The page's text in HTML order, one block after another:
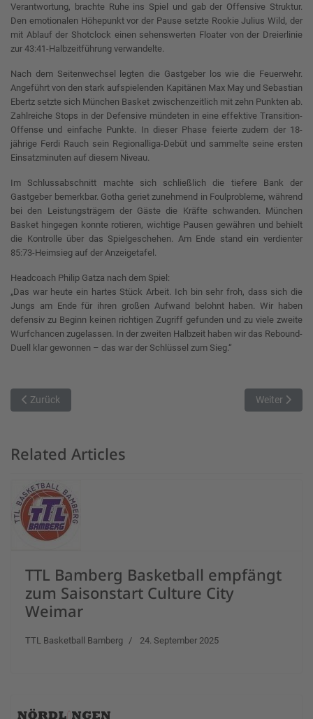
Verantwortung, brachte Ruhe ins Spiel und gab der Offensive Struktur.
Den emotionalen Höhepunkt vor der Pause setzte Rookie Julius Wild, der
mit Ablauf der Shotclock einen sehenswerten Floater von der Dreierlinie
zur 43:41-Halbzeitführung verwandelte.
Nach dem Seitenwechsel legten die Gastgeber los wie die Feuerwehr.
Angeführt von den stark aufspielenden Kapitänen Max May und Sebastian
Ebertz setzte sich München Basket zwischenzeitlich mit zehn Punkten ab.
Zahlreiche Stops in der Defensive mündeten in eine effektive Transition-
Offense und einfache Punkte. In dieser Phase feierte zudem der 18-
jährige Ferdi Rauch sein Regionalliga-Debüt und sammelte seine ersten
Einsatzminuten auf diesem Niveau.
Im Schlussabschnitt machte sich schließlich die tiefere Bank der
Gastgeber bemerkbar. Gotha geriet zunehmend in Foulprobleme, während
bei den Leistungsträgern der Gäste die Kräfte schwanden. München
Basket hingegen konnte rotieren, wichtige Pausen gewähren und behielt
die Kontrolle über das Spielgeschehen. Am Ende stand ein verdienter
85:73-Heimsieg auf der Anzeigetafel.
Headcoach Philip Gatza nach dem Spiel:
„Das war heute ein hartes Stück Arbeit. Ich bin sehr froh, dass sich die
Jungs am Ende für ihren großen Aufwand belohnt haben. Wir haben
defensiv zu Beginn keinen richtigen Zugriff gefunden und zu viele zweite
Wurfchancen zugelassen. In der zweiten Halbzeit haben wir das Rebound-
Duell klar gewonnen – das war der Schlüssel zum Sieg.“
Vorheriger Beitrag: BIG Gotha Rockets unterliegen zum Auftakt
Zurück Nächster
Weiter
Related Articles
TTL Bamberg Basketball empfängt
zum Saisonstart Culture City
Weimar
TTL Basketball Bamberg 24. September 2025